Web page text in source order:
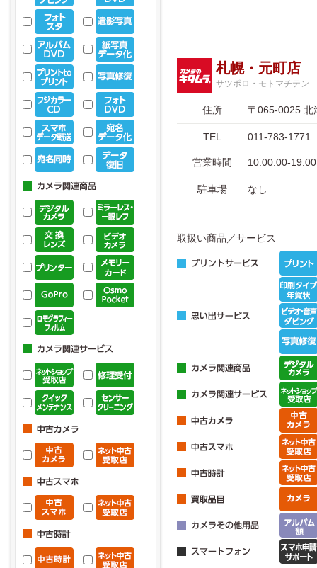
札幌・元町店
サツポロ・モトマチテン
住所 〒065-0025 北
TEL 011-783-1771
営業時間 10:00:00-
駐車場 なし
取扱い商品／サービス